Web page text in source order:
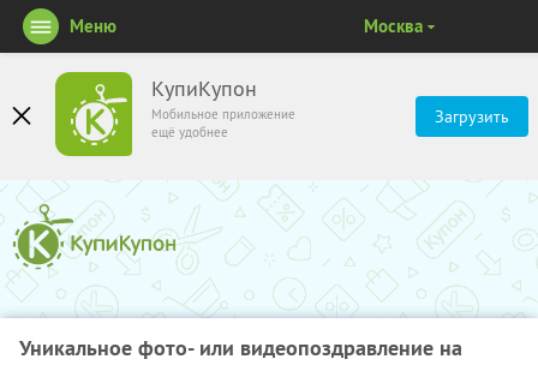
КупиКупон
Мобильное приложение
ещё удобнее
Загрузить
Меню Москва
Уникальное фото- или видеопоздравление на